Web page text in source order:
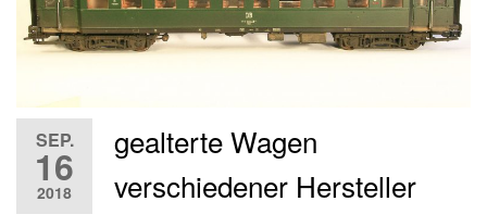
SEP.
16
2018
gealterte Wagen
verschiedener Hersteller